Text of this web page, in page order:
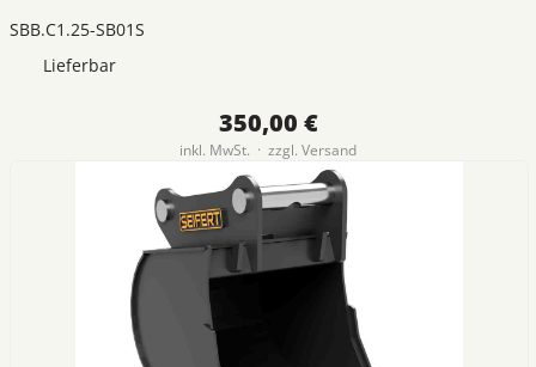
SBB.C1.25-SB01S
Lieferbar
350,00 €
inkl. MwSt. · zzgl. Versand